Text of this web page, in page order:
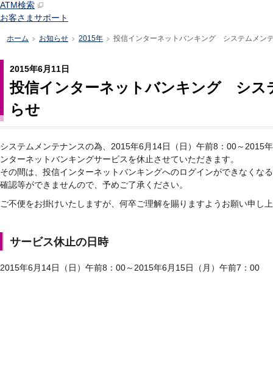
ATM検索
お客さまサポート
ホーム >お知らせ >2015年 >投信インターネットバンキング システムメン
2015年6月11日
投信インターネットバンキング シス
らせ
システムメンテナンスの為、2015年6月14日（日）午前8：00～2015
ンターネットバンキングサービスを休止させていただきます。
その間は、投信インターネットバンキングへのログインができなくな
確認等ができませんので、予めご了承ください。
ご不便をお掛けいたしますが、何卒ご理解を賜りますようお願い申し
サービス休止の日時
2015年6月14日（日）午前8：00～2015年6月15日（月）午前7：00